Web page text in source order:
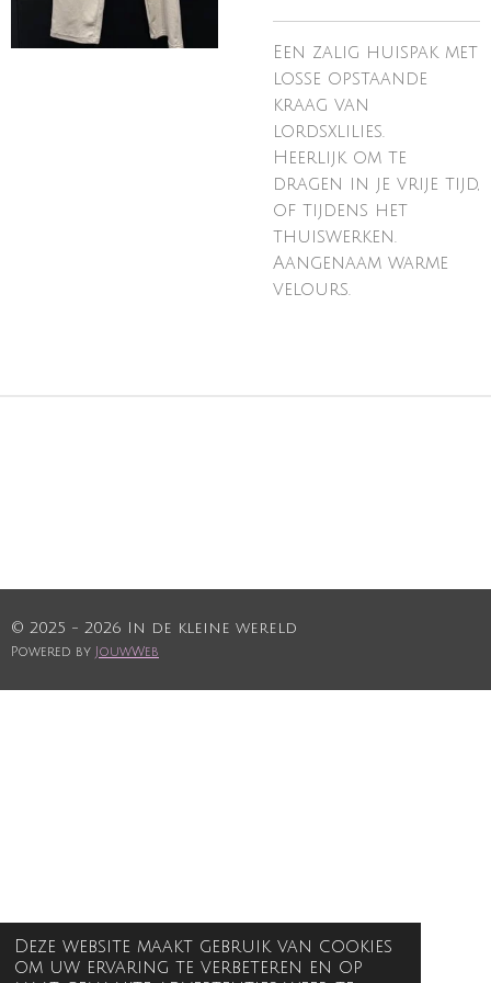
Deze website maakt gebruik van cookies
om uw ervaring te verbeteren en op
Een zalig huispak met
losse opstaande
kraag van
lordsxlilies.
Heerlijk om te
dragen in je vrije tijd,
of tijdens het
thuiswerken.
Aangenaam warme
velours.
© 2025 - 2026 In de kleine wereld
Powered by JouwWeb